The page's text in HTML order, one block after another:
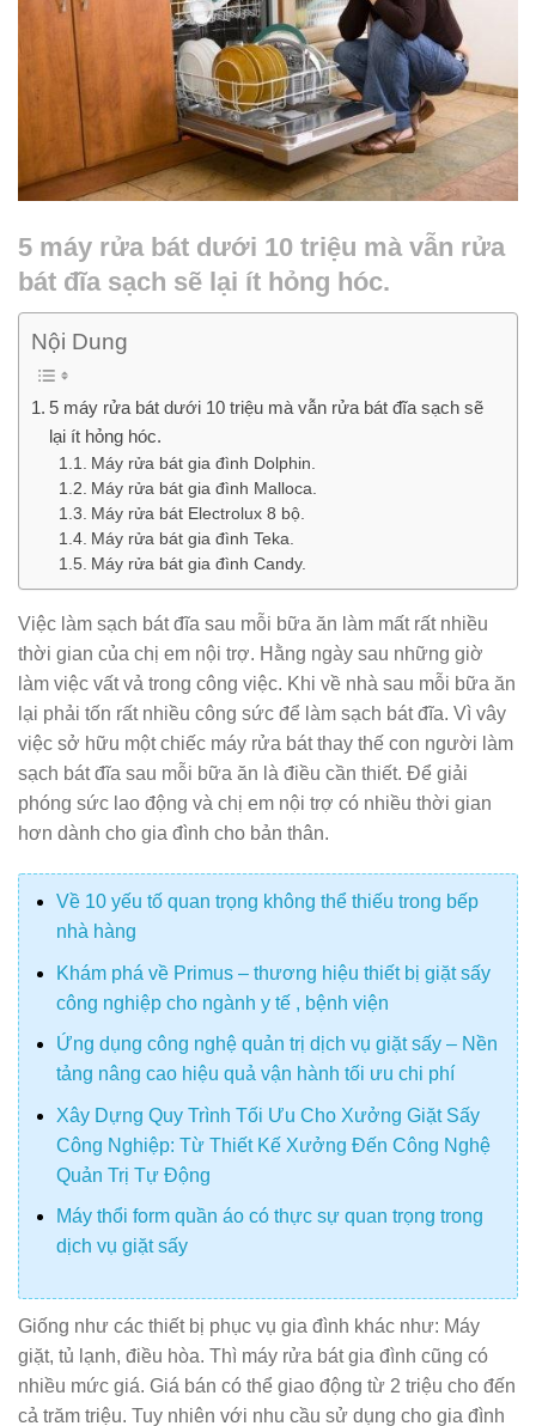
5 máy rửa bát dưới 10 triệu mà vẫn rửa
bát đĩa sạch sẽ lại ít hỏng hóc.
Nội Dung
5 máy rửa bát dưới 10 triệu mà vẫn rửa bát đĩa sạch sẽ
lại ít hỏng hóc.
Máy rửa bát gia đình Dolphin.
Máy rửa bát gia đình Malloca.
Máy rửa bát Electrolux 8 bộ.
Máy rửa bát gia đình Teka.
Máy rửa bát gia đình Candy.
Việc làm sạch bát đĩa sau mỗi bữa ăn làm mất rất nhiều
thời gian của chị em nội trợ. Hằng ngày sau những giờ
làm việc vất vả trong công việc. Khi về nhà sau mỗi bữa ăn
lại phải tốn rất nhiều công sức để làm sạch bát đĩa. Vì vây
việc sở hữu một chiếc máy rửa bát thay thế con người làm
sạch bát đĩa sau mỗi bữa ăn là điều cần thiết. Để giải
phóng sức lao động và chị em nội trợ có nhiều thời gian
hơn dành cho gia đình cho bản thân.
Về 10 yếu tố quan trọng không thể thiếu trong bếp
nhà hàng
Khám phá về Primus – thương hiệu thiết bị giặt sấy
công nghiệp cho ngành y tế , bệnh viện
Ứng dụng công nghệ quản trị dịch vụ giặt sấy – Nền
tảng nâng cao hiệu quả vận hành tối ưu chi phí
Xây Dựng Quy Trình Tối Ưu Cho Xưởng Giặt Sấy
Công Nghiệp: Từ Thiết Kế Xưởng Đến Công Nghệ
Quản Trị Tự Động
Máy thổi form quần áo có thực sự quan trọng trong
dịch vụ giặt sấy
Giống như các thiết bị phục vụ gia đình khác như: Máy
giặt, tủ lạnh, điều hòa. Thì máy rửa bát gia đình cũng có
nhiều mức giá. Giá bán có thể giao động từ 2 triệu cho đến
cả trăm triệu. Tuy nhiên với nhu cầu sử dụng cho gia đình